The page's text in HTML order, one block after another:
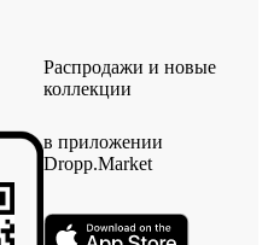
Распродажи и новые
коллекции
в приложении
Dropp.Market